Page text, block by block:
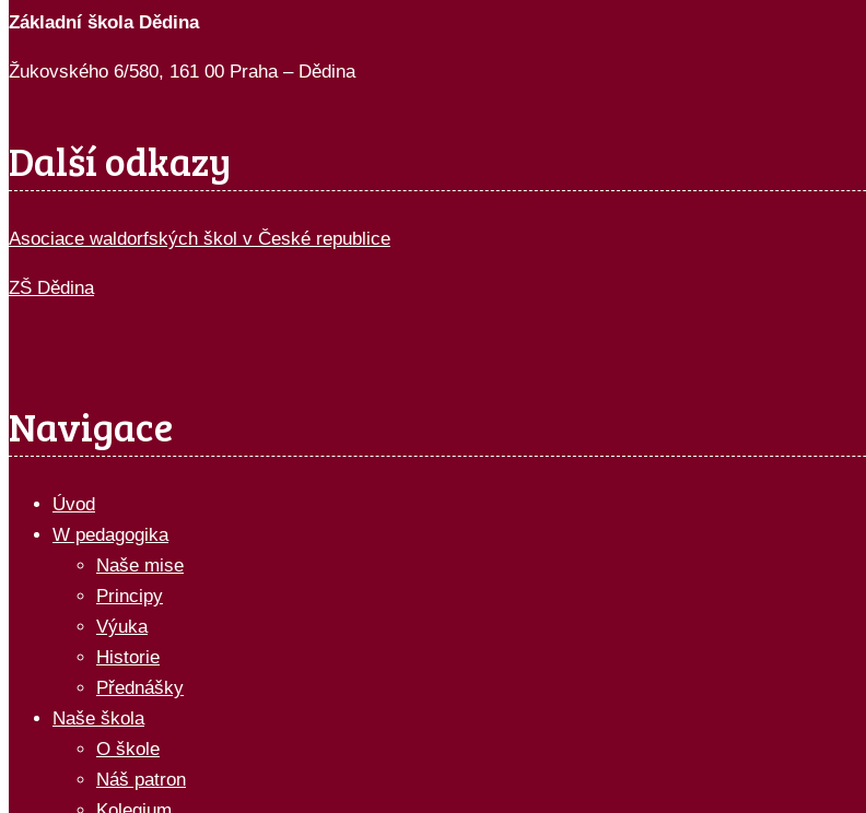
Základní škola Dědina
Žukovského 6/580, 161 00 Praha – Dědina
Další odkazy
Asociace waldorfských škol v České republice
ZŠ Dědina
Navigace
Úvod
W pedagogika
Naše mise
Principy
Výuka
Historie
Přednášky
Naše škola
O škole
Náš patron